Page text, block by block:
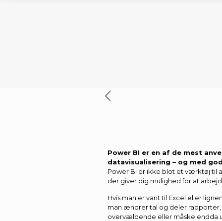
Power BI er en af de mest
datavisualisering – og med
Power BI er ikke blot et værktøj til
der giver dig mulighed for at
Hvis man er vant til Excel eller
man ændrer tal og deler
overvældende eller måske endda